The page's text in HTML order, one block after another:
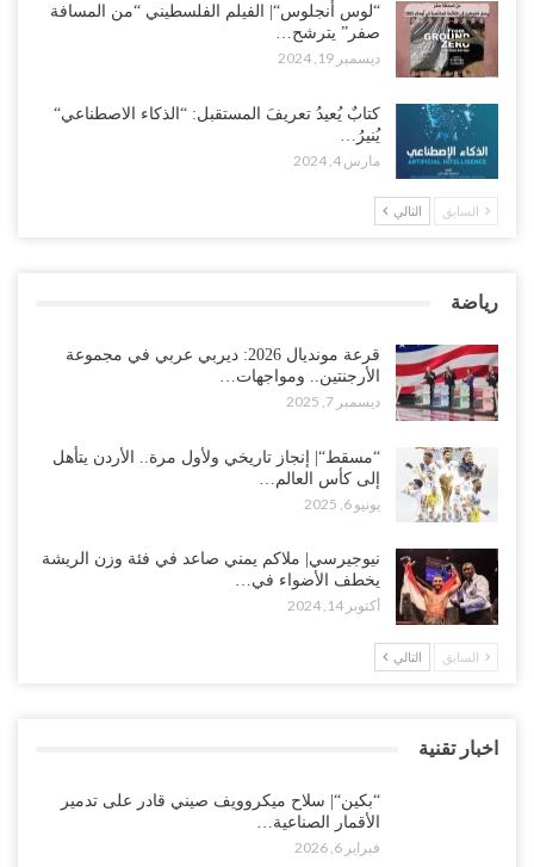
“لوس أنجلوس“| الفيلم الفلسطيني “من المسافة
صفر” يترشح…
ديسمبر 19, 2024
كتابٌ يُعيدُ تعريفَ المستقبل: “الذكاء الاصطناعي“
يُنيرُ…
مارس 4, 2024
السابق التالي
رياضة
قرعة مونديال 2026: ديربي عربي في مجموعة
الأرجنتين.. ومواجهات…
ديسمبر 7, 2025
“مسقط“| إنجاز تاريخي ولأول مرة.. الأردن يتأهل
إلى كأس العالم…
يونيو 6, 2025
نيوجيرسي| ملاكم يمني صاعد في فئة وزن الريشة
يخطف الأضواء في…
أكتوبر 14, 2024
السابق التالي
اخبار تقنية
“بكين“| سلاح ميكروويف صيني قادر على تدمير
الأقمار الصناعية…
فبراير 6, 2026